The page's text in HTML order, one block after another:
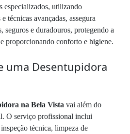
especializados, utilizando
técnicas avançadas, assegura
seguros e duradouros, protegendo a
proporcionando conforto e higiene.
uma Desentupidora
na Bela Vista vai além do
O serviço profissional inclui
técnica, limpeza de